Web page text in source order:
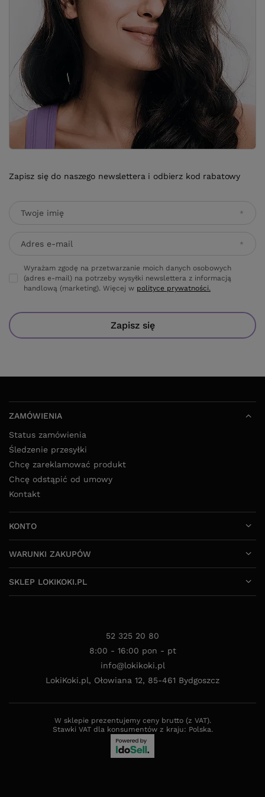
Zapisz się do naszego newslettera i odbierz kod rabatowy
Twoje imię
Adres e-mail
Wyrażam zgodę na przetwarzanie moich danych osobowych
(adres e-mail) na potrzeby wysyłki newslettera z informacją
handlową (marketing). Więcej w polityce prywatności.
Zapisz się
ZAMÓWIENIA
Status zamówienia
Śledzenie przesyłki
Chcę zareklamować produkt
Chcę odstąpić od umowy
Kontakt
KONTO
WARUNKI ZAKUPÓW
SKLEP LOKIKOKI.PL
52 325 20 80
8:00 - 16:00 pon - pt
info@lokikoki.pl
LokiKoki.pl, Ołowiana 12, 85-461 Bydgoszcz
W sklepie prezentujemy ceny brutto (z VAT).
Stawki VAT dla konsumentów z kraju: Polska.